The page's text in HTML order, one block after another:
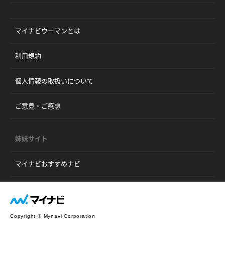
マイナビウーマンとは
利用規約
個人情報の取扱いについて
ご意見・ご感想
姉妹サイト
マイナビおすすめナビ
Copyright © Mynavi Corporation